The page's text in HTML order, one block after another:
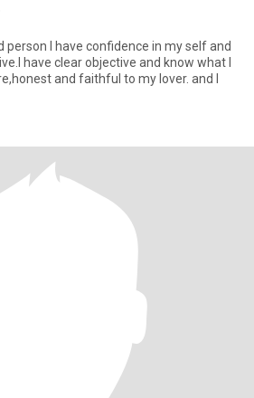
person I have confidence in my self and
have clear objective and know what I
and faithful to my lover. and I